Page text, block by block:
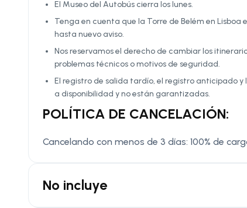
El Museo del Autobús cierra los lunes.
Tenga en cuenta que la Torre de Belém en
hasta nuevo aviso.
Nos reservamos el derecho de cambiar los
problemas técnicos o motivos de seguridad.
El registro de salida tardío, el registro anticipado
a disponibilidad y no están garantizadas.
POLÍTICA DE CANCELACIÓN:
Cancelando con menos de 3 días: 100% de
No incluye